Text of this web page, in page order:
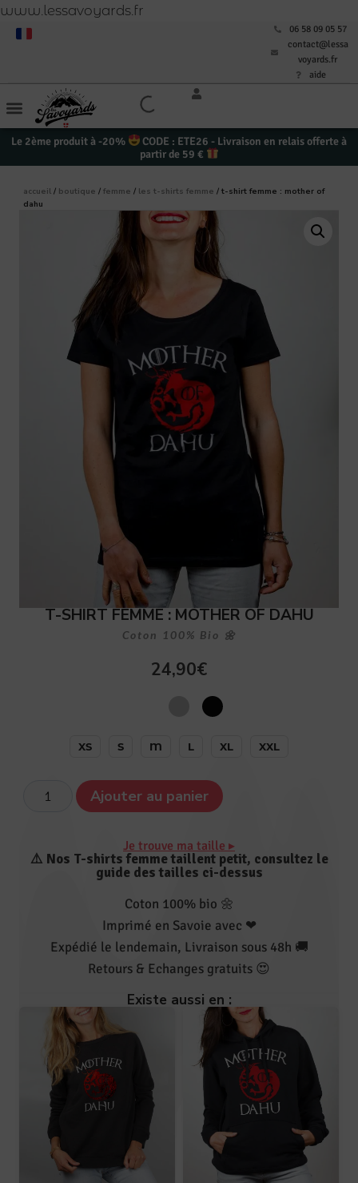
www.lessavoyards.fr
06 58 09 05 57
contact@lessa
voyards.fr
aide
Le 2ème produit à -20%
CODE : ETE26 - Livraison en relais offerte à
partir de 59 €
accueil / boutique / femme / les t-shirts femme / t-shirt femme : mother of
dahu
T-SHIRT FEMME : MOTHER OF DAHU
Coton 100% Bio 🌼
24,90€
XS S M L XL XXL
Ajouter au panier
Je trouve ma taille ▸
⚠️ Nos T-shirts femme taillent petit, consultez le
guide des tailles ci-dessus
Coton 100% bio 🌼
Imprimé en Savoie avec ❤
Expédié le lendemain, Livraison sous 48h 🚚
Retours & Echanges gratuits 😍
Existe aussi en :